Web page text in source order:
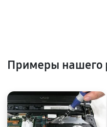
Примеры нашего